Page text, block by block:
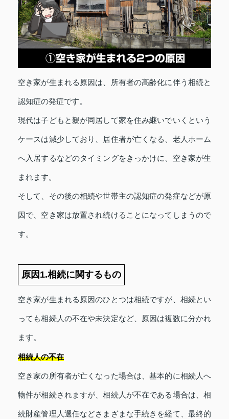
空き家が生まれる原因は、所有者の高齢化に伴う相続と
認知症の発症です。
現代は子どもと親が同居して家を住み継いでいくという
ケースは減少しており、居住者が亡くなる、老人ホーム
へ入居するなどのタイミングをきっかけに、空き家が生
まれます。
そして、その後の相続や世帯主の認知症の発症などが原
因で、空き家は放置され続けることになってしまうので
す。
原因1.相続に関するもの
空き家が生まれる原因のひとつは相続ですが、相続とい
っても相続人の不在や未決定など、原因は複数に分かれ
ます。
相続人の不在
空き家の所有者が亡くなった場合は、基本的に相続人へ
物件が相続されますが、相続人が不在である場合は、相
続財産管理人選任などさまざまな手続きを経て、最終的